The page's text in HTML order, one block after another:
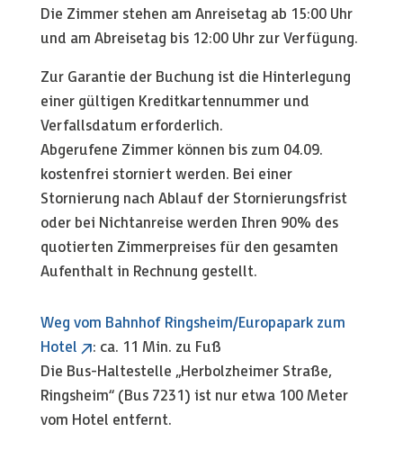
Die Zimmer stehen am Anreisetag ab 15:00 Uhr
und am Abreisetag bis 12:00 Uhr zur Verfügung.
Zur Garantie der Buchung ist die Hinterlegung
einer gültigen Kreditkartennummer und
Verfallsdatum erforderlich.
Abgerufene Zimmer können bis zum 04.09.
kostenfrei storniert werden. Bei einer
Stornierung nach Ablauf der Stornierungsfrist
oder bei Nichtanreise werden Ihren 90% des
quotierten Zimmerpreises für den gesamten
Aufenthalt in Rechnung gestellt.
Weg vom Bahnhof Ringsheim/Europapark zum
Hotel
: ca. 11 Min. zu Fuß
Die Bus-Haltestelle „Herbolzheimer Straße,
Ringsheim“ (Bus 7231) ist nur etwa 100 Meter
vom Hotel entfernt.